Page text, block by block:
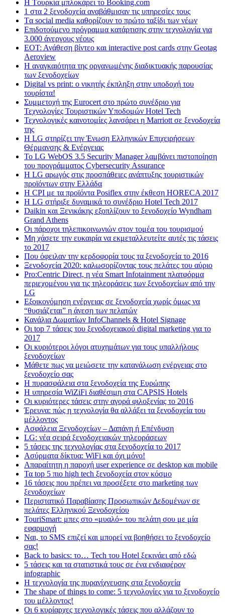
H Tουρκία μπλοκάρει το Booking.com
1 στα 2 ξενοδοχεία αναβάθμισαν τις υπηρεσίες τους
Tα social media καθορίζουν το πρώτο ταξίδι των νέων
Επιδοτούμενο πρόγραμμα κατάρτισης στην τεχνολογία για
3.000 άνεργους νέους
ΕΟΤ: Ανάθεση βίντεο και interactive post cards στην Geotag
Aeroview
Η αναγκαιότητα της οργανωμένης διαδικτυακής παρουσίας
των ξενοδοχείων
Digital vs print: ο νικητής έκπληξη στην υποδοχή του
τουρίστα!
Συμμετοχή της Eurocert στο πρώτο συνέδριο για
Τεχνολογίες Τουριστικών Υποδομών Hotel Tech
Τεχνολογικές καινοτομίες λανσάρει η Marriott σε ξενοδοχεία
της
H LG στηρίζει την Ένωση Ελληνικών Επιχειρήσεων
Θέρμανσης & Ενέργειας
Το LG WebOS 3.5 Security Manager λαμβάνει πιστοποίηση
του προγράμματος Cybersecurity Assurance
Η LG αρωγός στις προσπάθειες ανάπτυξης τουριστικών
προϊόντων στην Ελλάδα
Η CPI με τα προϊόντα Posiflex στην έκθεση HORECA 2017
H LG στήριξε δυναμικά το συνέδριο Hotel Tech 2017
Daikin και Ξενικάκης εξοπλίζουν το ξενοδοχείο Wyndham
Grand Athens
Οι πάροχοι τηλεπικοινωνιών στον τομέα του τουρισμού
Μη χάσετε την ευκαιρία να εκμεταλλευτείτε αυτές τις τάσεις
το 2017
Που όφειλαν την κερδοφορία τους τα ξενοδοχεία το 2016
Ξενοδοχεία 2020: καλωσορίζοντας τους πελάτες του αύριο
Pro:Centric Direct, η νέα Smart Infotainment πλατφόρμα
περιεχομένου για τις τηλεοράσεις των ξενοδοχείων από την
LG
Εξοικονόμηση ενέργειας σε ξενοδοχεία χωρίς όμως να
“θυσιάζεται” η άνεση των πελατών
Κανάλια Δωματίων InfoChannels & Hotel Signage
Οι top 7 τάσεις του ξενοδοχειακού digital marketing για το
2017
Οι κυριότεροι λόγοι ατυχημάτων για τους υπαλλήλους
ξενοδοχείων
Μάθετε πως να μειώσετε την κατανάλωση ενέργειας στο
ξενοδοχείο σας
Η πυρασφάλεια στα ξενοδοχεία της Ευρώπης
Η υπηρεσία WiZiFi διαθέσιμη στα CAPSIS Hotels
Οι κυριότερες τάσεις στην αγορά φιλοξενίας το 2016
Έρευνα: πώς η τεχνολογία θα αλλάξει τα ξενοδοχεία του
μέλλοντος
Ασφάλεια Ξενοδοχείων – Δαπάνη ή Επένδυση
LG: νέα σειρά ξενοδοχειακών τηλεοράσεων
5 τάσεις της τεχνολογίας στα ξενοδοχεία το 2017
Ασύρματα δίκτυα: WiFi και όχι μόνο!
Απαραίτητη η παροχή user experience σε desktop και mobile
Τα top 5 πιο high tech ξενοδοχεία στον κόσμο
16 τάσεις που πρέπει να προσέξετε στο marketing των
ξενοδοχείων
Περιστατικό Παραβίασης Προσωπικών Δεδομένων σε
πελάτες Ελληνικού Ξενοδοχείου
TouriSmart: μπες στο «μυαλό» του πελάτη σου με μία
εφαρμογή
Ναι, το SMS επιζεί και μπορεί να βοηθήσει το ξενοδοχείο
σας!
Back to basics: το… Tech του Hotel ξεκινάει από εδώ
5 τάσεις και τα στατιστικά τους σε ένα ενδιαφέρον
infographic
Η τεχνολογία της πυρανίχνευσης στα ξενοδοχεία
The shape of things to come: 5 τεχνολογίες για το ξενοδοχείο
του μέλλοντος!
Οι 6 κυρίαρχες τεχνολογικές τάσεις που αλλάζουν το